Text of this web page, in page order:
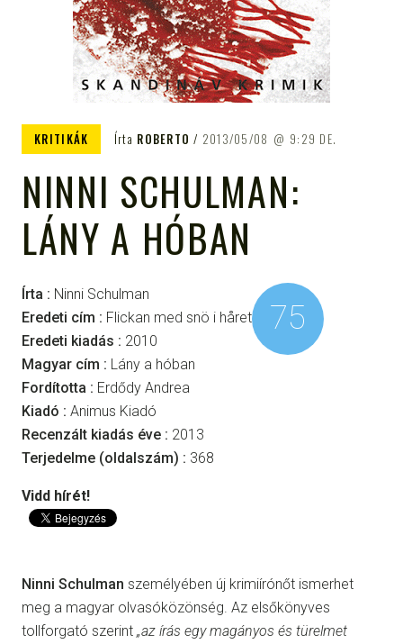
KRITIKÁK Írta ROBERTO 2013/05/08 9:29 DE.
NINNI SCHULMAN:
LÁNY A HÓBAN
Írta : Ninni Schulman
Eredeti cím : Flickan med snö i håret
Eredeti kiadás : 2010
Magyar cím : Lány a hóban
Fordította : Erdődy Andrea
Kiadó : Animus Kiadó
Recenzált kiadás éve : 2013
Terjedelme (oldalszám) : 368
75
Vidd hírét!
Ninni Schulman személyében új krimiírónőt ismerhet
meg a magyar olvasóközönség. Az elsőkönyves
tollforgató szerint „az írás egy magányos és türelmet